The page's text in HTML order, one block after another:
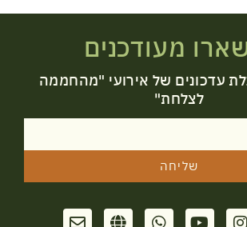
מעודכנים
עדכונים של אירועי "מהחממה
לצלחת"
שליחה